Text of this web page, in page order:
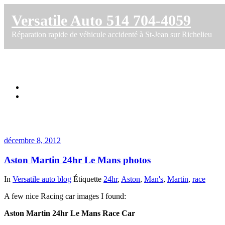
Versatile Auto 514 704-4059
Réparation rapide de véhicule accidenté à St-Jean sur Richelieu
décembre 8, 2012
Aston Martin 24hr Le Mans photos
In Versatile auto blog Étiquette 24hr, Aston, Man's, Martin, race
A few nice Racing car images I found:
Aston Martin 24hr Le Mans Race Car